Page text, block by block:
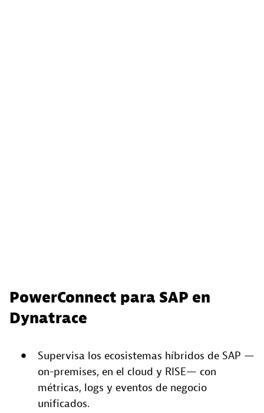
PowerConnect para SAP en
Dynatrace
Supervisa los ecosistemas híbridos de SAP —
on-premises, en el cloud y RISE— con
métricas, logs y eventos de negocio
unificados.